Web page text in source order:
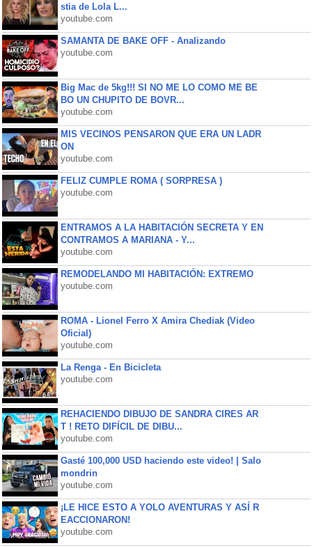
stia de Lola L...
youtube.com
SAMANTA DE BAKE OFF - Analizando
youtube.com
Big Mac de 5kg!!! SI NO ME LO COMO ME BE
BO UN CHUPITO DE BOVR...
youtube.com
MIS VECINOS PENSARON QUE ERA UN LADR
ON
youtube.com
FELIZ CUMPLE ROMA ( SORPRESA )
youtube.com
ENTRAMOS A LA HABITACIÓN SECRETA Y EN
CONTRAMOS A MARIANA - Y...
youtube.com
REMODELANDO MI HABITACIÓN: EXTREMO
youtube.com
ROMA - Lionel Ferro X Amira Chediak (Video
Oficial)
youtube.com
La Renga - En Bicicleta
youtube.com
REHACIENDO DIBUJO DE SANDRA CIRES AR
T ! RETO DIFÍCIL DE DIBU...
youtube.com
Gasté 100,000 USD haciendo este video! | Salo
mondrin
youtube.com
¡LE HICE ESTO A YOLO AVENTURAS Y ASÍ R
EACCIONARON!
youtube.com